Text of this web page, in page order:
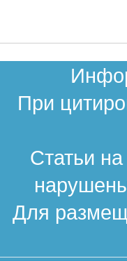
При
Статьи
Для